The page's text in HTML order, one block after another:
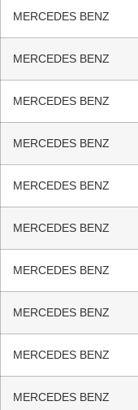
MERCEDES BENZ
MERCEDES BENZ
MERCEDES BENZ
MERCEDES BENZ
MERCEDES BENZ
MERCEDES BENZ
MERCEDES BENZ
MERCEDES BENZ
MERCEDES BENZ
MERCEDES BENZ